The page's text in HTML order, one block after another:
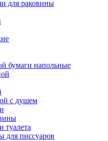
для раковины
бумаги напольные
с душем
туалета
для писсуаров